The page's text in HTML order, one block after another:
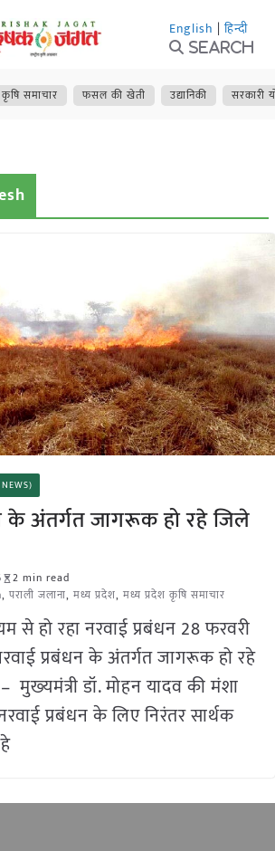
English | हिन्दी
Search
कृषि समाचार फसल की खेती उद्यानिकी सरकारी
NEWS)
के अंतर्गत जागरूक हो रहे जिले
2 min read
, पराली जलाना, मध्य प्रदेश, मध्य प्रदेश कृषि समाचार
से हो रहा नरवाई प्रबंधन 28 फरवरी
प्रबंधन के अंतर्गत जागरूक हो रहे
डॉ. मोहन यादव की मंशा
प्रबंधन के लिए निरंतर सार्थक